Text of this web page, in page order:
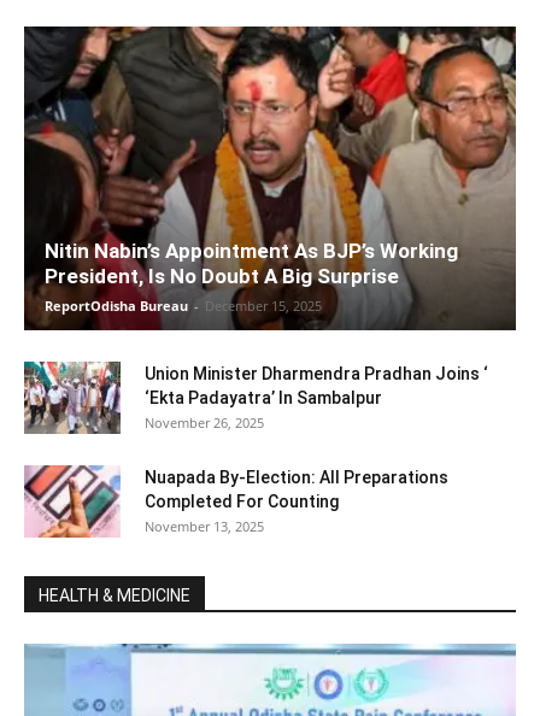
Nitin Nabin’s Appointment As BJP’s Working
President, Is No Doubt A Big Surprise
ReportOdisha Bureau - December 15, 2025
Union Minister Dharmendra Pradhan Joins ‘
‘Ekta Padayatra’ In Sambalpur
November 26, 2025
Nuapada By-Election: All Preparations
Completed For Counting
November 13, 2025
HEALTH & MEDICINE